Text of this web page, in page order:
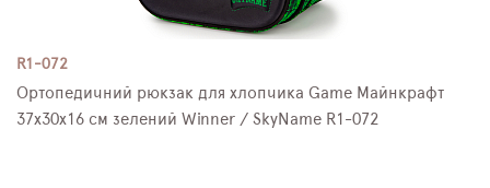
R1-072
Ортопедичний рюкзак для хлопчика Game Майнкрафт
37х30х16 см зелений Winner / SkyName R1-072